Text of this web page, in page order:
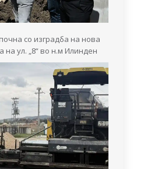
со изградба на нова
на ул. „8“ во н.м Илинден